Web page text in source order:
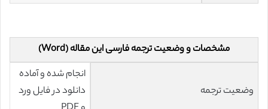
مشخصات و وضعیت ترجمه فارسی این مقاله (Word)
وضعیت ترجمه
انجام شده و آماده
دانلود در فایل ورد